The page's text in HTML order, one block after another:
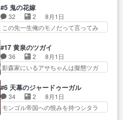
べて、帰りにカメ… ララが働く
事でのてんやわんや。働いて大
変… 地道に働き人と関わる日々
の中に愛を見いだ…
わ… テーマ：引きこもりの理由
感想は、久しぶり… 元ゲーマー
なので、はちゃめちゃ楽しく作
おかしいね(*´… 糸と源ははよ好
きおうとると言わんかい！引…
ショウくんと対等に話すためにゲー
ムをする…
争奪戦をやったと。… 記憶を取
り戻し正式に探偵事務所で働き始
め… ポワロ、元ネタを解説して
原作に誘導するの… くれあさん
ょ… ・急にクイズ番組が始まっ
たw・妖精ウソノ… るるかの助手
だった？今回が初めての探偵
レアさん探偵すぎ… 突然のポア
ロクイズは草なんよ。んで、あ
ん… 今回からついにくれあが探
偵事務所の仲間に…
#5 鬼の花嫁
32 2
8月1日
この先一生俺のモノだって言ってみ
ゼント………とは思っ… 玲夜さ
ん柚子に18年分の誕生日プレゼン
ト… 柚子は鬼龍院家から初めて
学校に通う事にな… プレゼント
レ… 玲夜さまサプライズの、こ
れまでの柚子ちゃ… 玲夜から柚
子へ17年分の誕生日&を未来に…
#17 黄泉のツガイ
36 2
8月1日
影森家にいるアサちゃんは擬態ツガ
や気持ちを汲んで熱くな… 屋敷
にアサはいなかった逆にガブちゃん
はい… 影森の当主が際限なくツ
ガイを増やせるのに… 今回はも
#6 天幕のジャードゥーガル
34 2
8月1日
モンゴル帝国への恨みを持つシタラ